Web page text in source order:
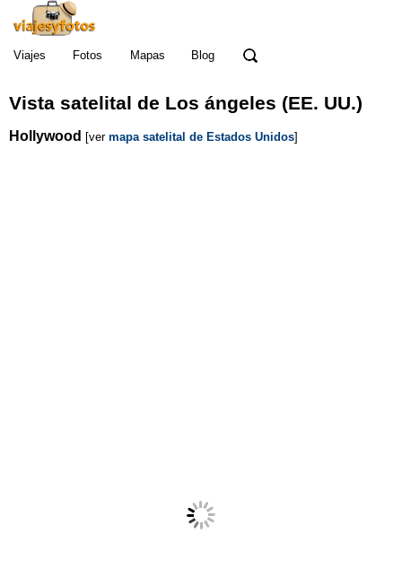
Viajes Fotos Mapas Blog
Vista satelital de Los ángeles (EE. UU.)
Hollywood [ver mapa satelital de Estados Unidos]